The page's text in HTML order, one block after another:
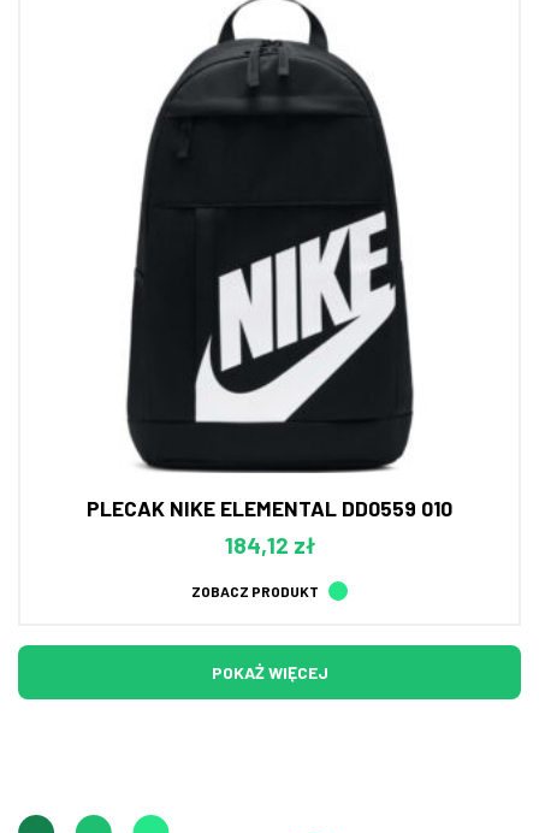
PLECAK NIKE ELEMENTAL DD0559 010
184,12 zł
ZOBACZ PRODUKT
POKAŻ WIĘCEJ